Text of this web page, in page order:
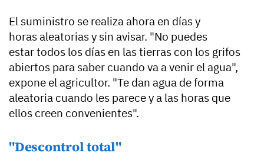
El suministro se realiza ahora en días y
horas aleatorias y sin avisar. "No puedes
estar todos los días en las tierras con los grifos
abiertos para saber cuando va a venir el agua",
expone el agricultor. "Te dan agua de forma
aleatoria cuando les parece y a las horas que
ellos creen convenientes".
"Descontrol total"